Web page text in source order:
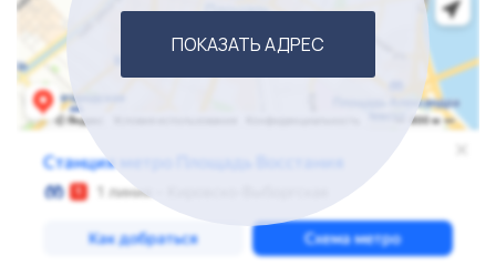
ПОКАЗАТЬ АДРЕС